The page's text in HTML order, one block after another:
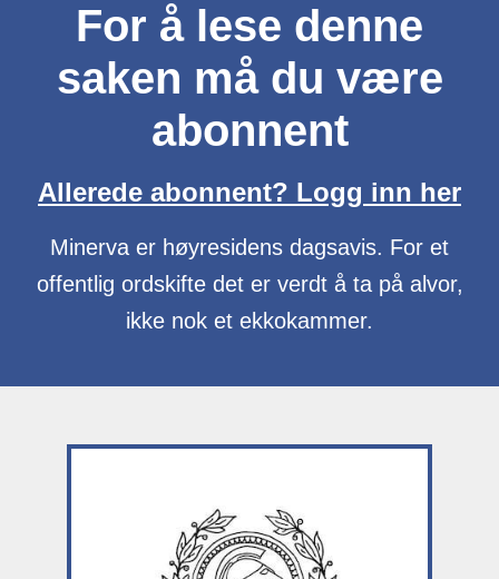
For å lese denne
saken må du være
abonnent
Allerede abonnent? Logg inn her
Minerva er høyresidens dagsavis. For et
offentlig ordskifte det er verdt å ta på alvor,
ikke nok et ekkokammer.